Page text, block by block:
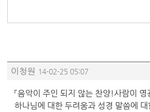
이청원 14-02-25 05:07
「음악이 주인 되지 않는 찬양!사람이
하나님에 대한 두려움과 성경 말씀에